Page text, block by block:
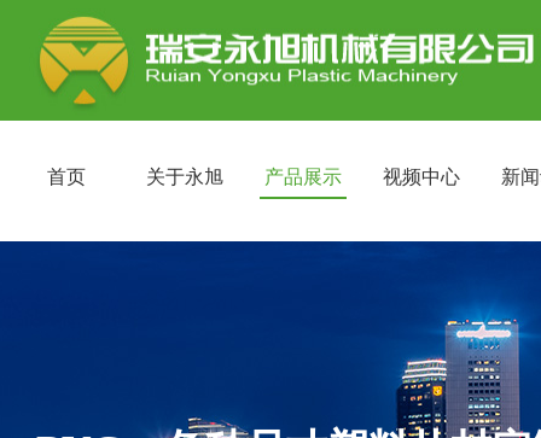
首页 关于永旭 产品展示 视频中心 新